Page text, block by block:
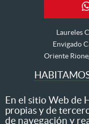
Laureles
Envigado
Oriente
Nos dedicamos al
En el sitio Web de
propias y de
de navegación y